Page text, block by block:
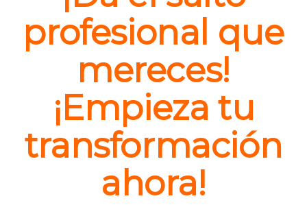
profesional que
mereces!
¡Empieza tu
transformación
ahora!